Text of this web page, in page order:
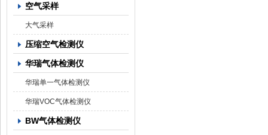
空气采样
大气采样
压缩空气检测仪
华瑞气体检测仪
华瑞单一气体检测仪
华瑞VOC气体检测仪
BW气体检测仪